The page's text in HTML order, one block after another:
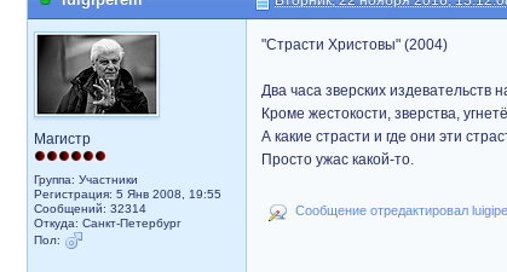
Магистр
Группа: Участники
Регистрация: 5 Янв 2008, 19:55
Сообщений: 32314
Откуда: Санкт-Петербург
Пол:
"Страсти Христовы" (2004)
Два часа зверских издевательств
Кроме жестокости, зверства,
А какие страсти и где они эти
Просто ужас какой-то.
Сообщение отредактировал